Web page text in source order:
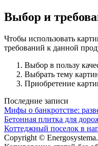
Выбор и
Чтобы использовать
требований к данной
Выбор в пользу
Выбрать тему
Приобретение
Последние записи
Мифы о банкротстве:
Бетонная плитка для
Коттеджный поселок в
Copyright ©